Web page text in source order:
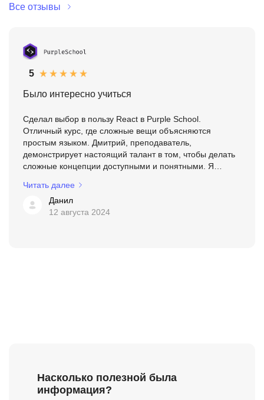
Все отзывы
5
Было интересно учиться
Сделал выбор в пользу React в Purple School.
Отличный курс, где сложные вещи объясняются
простым языком. Дмитрий, преподаватель,
демонстрирует настоящий талант в том, чтобы делать
сложные концепции доступными и понятными. Я
YouTube, но информация там ча...
Читать далее
Данил
12 августа 2024
Насколько полезной была
информация?